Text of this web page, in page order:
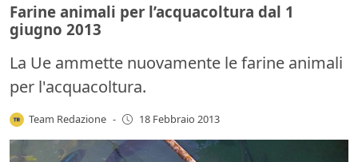
Farine animali per l’acquacoltura dal 1
giugno 2013
La Ue ammette nuovamente le farine animali
per l'acquacoltura.
Team Redazione - 18 Febbraio 2013